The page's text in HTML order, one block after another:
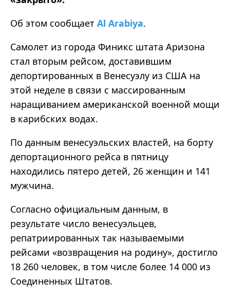
Об этом сообщает Al Arabiya.
Самолет из города Финикс штата Аризона
стал вторым рейсом, доставившим
депортированных в Венесуэлу из США на
этой неделе в связи с массированным
наращиванием американской военной мощи
в карибских водах.
По данным венесуэльских властей, на борту
депортационного рейса в пятницу
находились пятеро детей, 26 женщин и 141
мужчина.
Согласно официальным данным, в
результате число венесуэльцев,
репатриированных так называемыми
рейсами «возвращения на родину», достигло
18 260 человек, в том числе более 14 000 из
Соединенных Штатов.